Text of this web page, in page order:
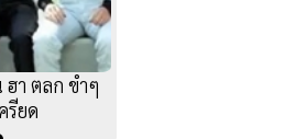
า ตลก ขำๆ
รียด